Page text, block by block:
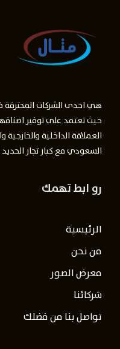
هي احدى الشركات المحترفة
حيث تعتمد على توفير
العملاقة الداخلية
السعودي مع كبار تجار
رو ابط تهمك
الرئيسية
من نحن
معرض الصور
شركائنا
تواصل بنا من فضلك